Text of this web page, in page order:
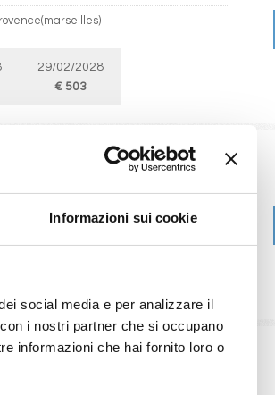
Informazioni sui cookie
social media e per analizzare il
i nostri partner che si occupano
informazioni che hai fornito loro o
29/02/2028
€ 503
Provence(marseilles)